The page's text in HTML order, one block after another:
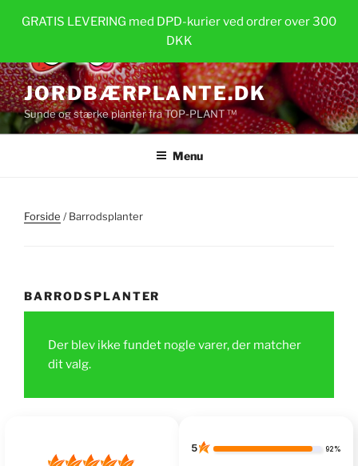
GRATIS LEVERING med DPD-kurier ved ordrer over 300
DKK
JORDBÆRPLANTE.DK
Sunde og stærke planter fra TOP-PLANT ™
Menu
Forside / Barrodsplanter
BARRODSPLANTER
Der blev ikke fundet nogle varer, der matcher
dit valg.
5 92%